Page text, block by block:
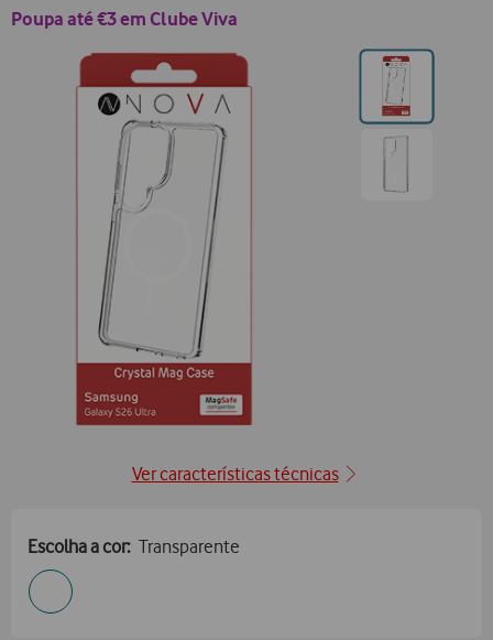
Poupa até €3 em Clube Viva
Ir
para
posição0
Ver características técnicas
Escolha a cor: Transparente